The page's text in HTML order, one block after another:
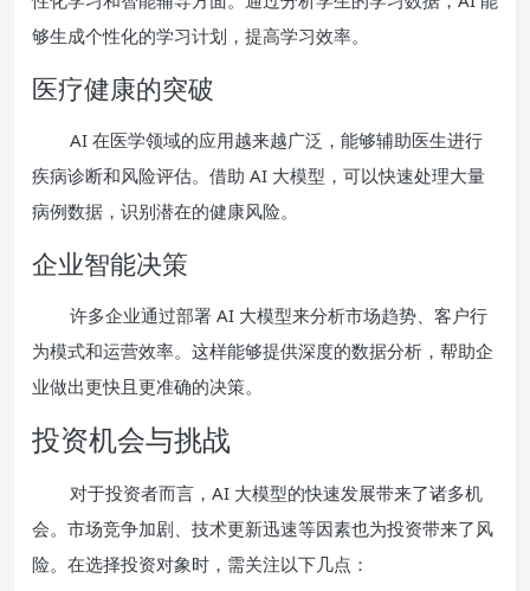
够生成个性化的学习计划，提高学习效率。
医疗健康的突破
AI 在医学领域的应用越来越广泛，能够辅助医生进行
疾病诊断和风险评估。借助 AI 大模型，可以快速处理大量
病例数据，识别潜在的健康风险。
企业智能决策
许多企业通过部署 AI 大模型来分析市场趋势、客户行
为模式和运营效率。这样能够提供深度的数据分析，帮助企
业做出更快且更准确的决策。
投资机会与挑战
对于投资者而言，AI 大模型的快速发展带来了诸多机
会。市场竞争加剧、技术更新迅速等因素也为投资带来了风
险。在选择投资对象时，需关注以下几点：